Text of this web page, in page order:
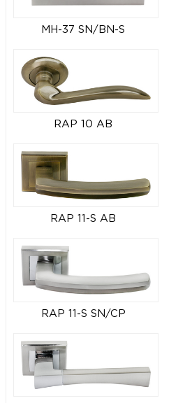
MH-37 SN/BN-S
RAP 10 AB
RAP 11-S AB
RAP 11-S SN/CP